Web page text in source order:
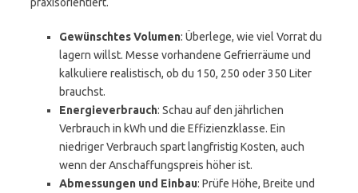
Gewünschtes Volumen: Überlege, wie viel Vorrat du
lagern willst. Messe vorhandene Gefrierräume und
kalkuliere realistisch, ob du 150, 250 oder 350 Liter
brauchst.
Energieverbrauch: Schau auf den jährlichen
Verbrauch in kWh und die Effizienzklasse. Ein
niedriger Verbrauch spart langfristig Kosten, auch
wenn der Anschaffungspreis höher ist.
Abmessungen und Einbau: Prüfe Höhe, Breite und